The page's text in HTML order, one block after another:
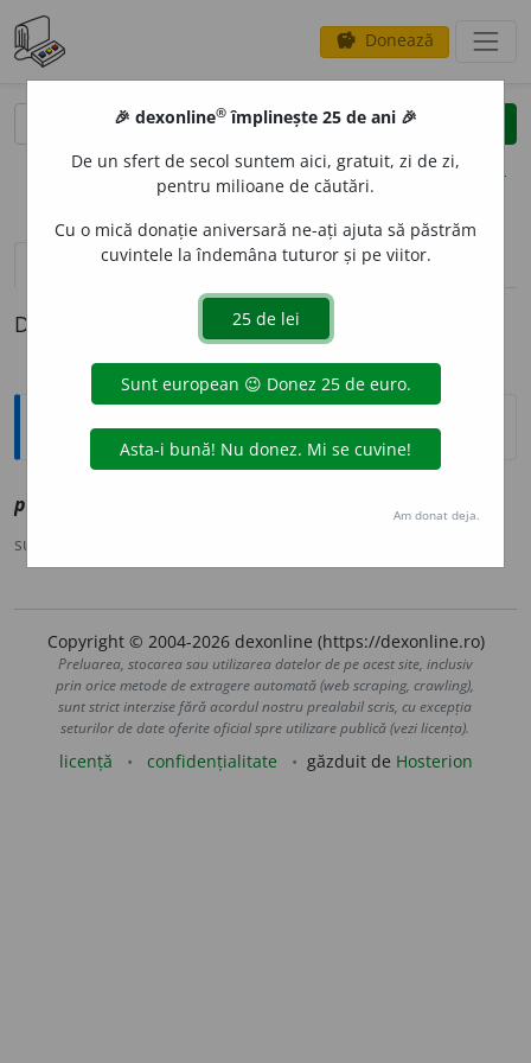
savings Donează
clear
opțiuni
definiții (1)
Definiția cu ID-ul 1189918:
Explicative DEX
plisn
sursa:
Copyright © 2004-2026 dexonline (https://dexonline.ro)
Preluarea, stocarea sau utilizarea datelor de pe acest site, inclusiv
prin orice metode de extragere automată (web scraping, crawling),
sunt strict interzise fără acordul nostru prealabil scris, cu excepția
seturilor de date oferite oficial spre utilizare publică (vezi licența).
licență confidențialitate găzduit de Hosterion
🎉 dexonline® împlinește 25 de ani 🎉
De un sfert de secol suntem aici, gratuit, zi de zi,
pentru milioane de căutări.
Cu o mică donație aniversară ne-ați ajuta să păstrăm
cuvintele la îndemâna tuturor și pe viitor.
Am donat deja.